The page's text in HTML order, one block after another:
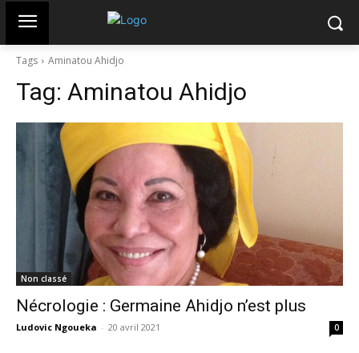
Tags Aminatou Ahidjo
Tag: Aminatou Ahidjo
Non classé
Nécrologie : Germaine Ahidjo n’est plus
Ludovic Ngoueka - 20 avril 2021 0